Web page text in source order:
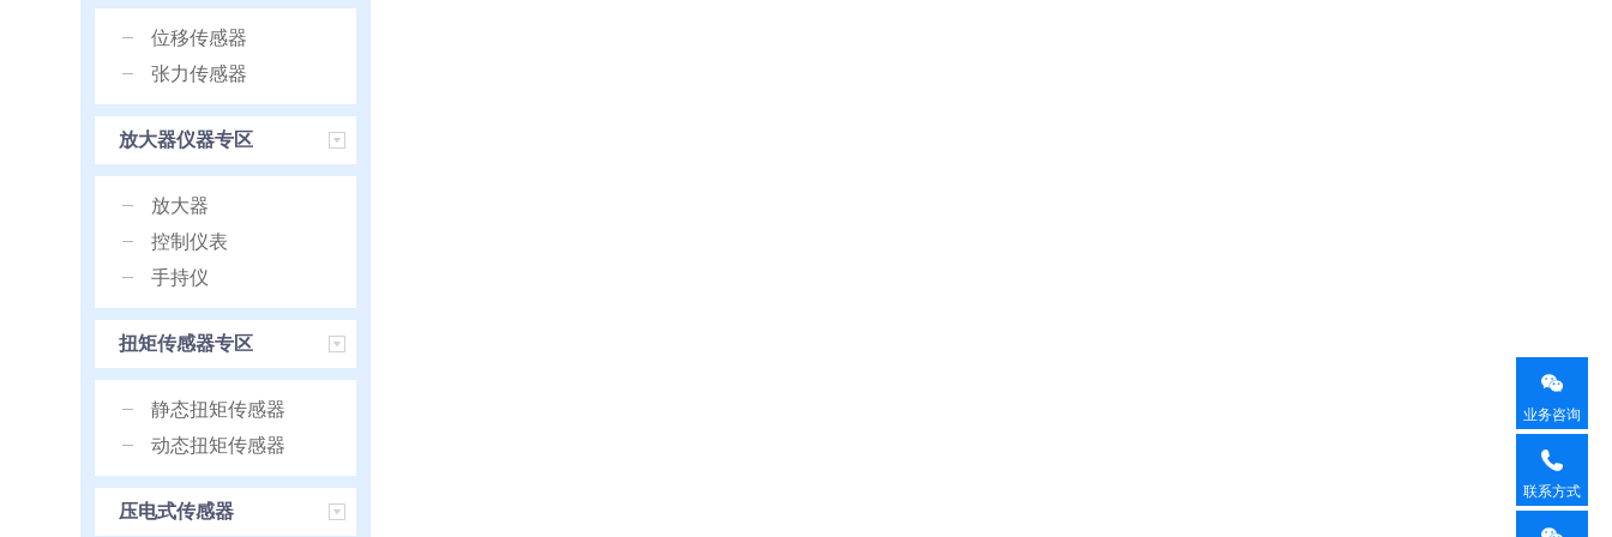
位移传感器
张力传感器
放大器仪器专区
放大器
控制仪表
手持仪
扭矩传感器专区
静态扭矩传感器
动态扭矩传感器
压电式传感器
业务咨询
联系方式